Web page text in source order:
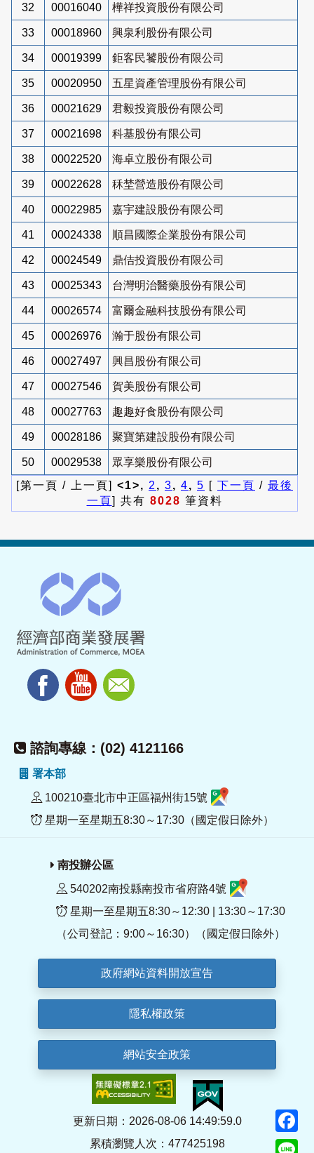
32 00016040 樺祥投資股份有限公司
33 00018960 興泉利股份有限公司
34 00019399 鉅客民饕股份有限公司
35 00020950 五星資產管理股份有限公司
36 00021629 君毅投資股份有限公司
37 00021698 科基股份有限公司
38 00022520 海卓立股份有限公司
39 00022628 秝埜營造股份有限公司
40 00022985 嘉宇建設股份有限公司
41 00024338 順昌國際企業股份有限公司
42 00024549 鼎佶投資股份有限公司
43 00025343 台灣明治醫藥股份有限公司
44 00026574 富爾金融科技股份有限公司
45 00026976 瀚于股份有限公司
46 00027497 興昌股份有限公司
47 00027546 賀美股份有限公司
48 00027763 趣趣好食股份有限公司
49 00028186 聚寶第建設股份有限公司
50 00029538
眾享樂股份有限公司
[第一頁 / 上一頁] <1>, 2 , 3, 4, 5 [ 下一頁 / 最後
一頁] 共有 8028 筆資料
諮詢專線：(02) 4121166
署本部
100210臺北市中正區福州街15號
星期一至星期五8:30～17:30（國定假日除外）
南投辦公區
540202南投縣南投市省府路4號
星期一至星期五8:30～12:30 | 13:30～17:30
（公司登記：9:00～16:30）（國定假日除外）
政府網站資料開放宣告
隱私權政策
網站安全政策
更新日期：2026-08-06 14:49:59.0
累積瀏覽人次：477425198